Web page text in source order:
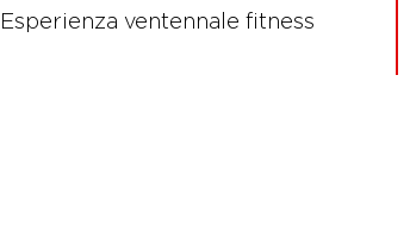
Esperienza ventennale fitness